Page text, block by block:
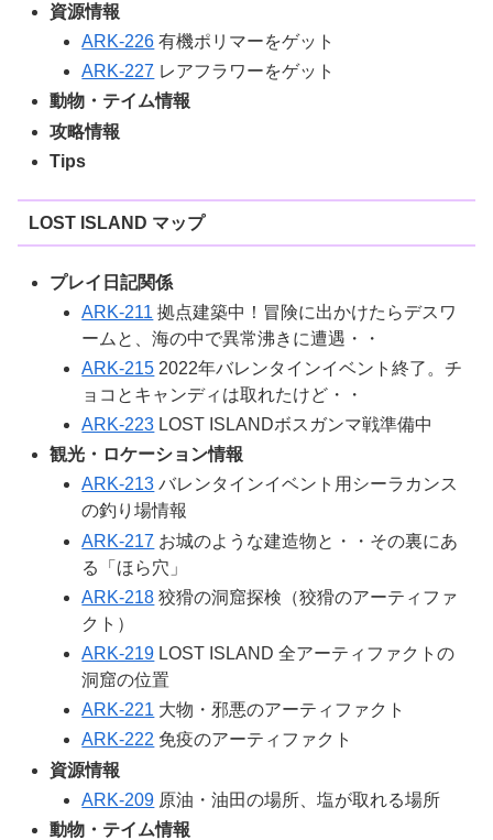
資源情報
ARK-226 有機ポリマーをゲット
ARK-227 レアフラワーをゲット
動物・テイム情報
攻略情報
Tips
LOST ISLAND マップ
プレイ日記関係
ARK-211 拠点建築中！冒険に出かけたらデスワ
ームと、海の中で異常沸きに遭遇・・
ARK-215 2022年バレンタインイベント終了。チ
ョコとキャンディは取れたけど・・
ARK-223 LOST ISLANDボスガンマ戦準備中
観光・ロケーション情報
ARK-213 バレンタインイベント用シーラカンス
の釣り場情報
ARK-217 お城のような建造物と・・その裏にあ
る「ほら穴」
ARK-218 狡猾の洞窟探検（狡猾のアーティファ
クト）
ARK-219 LOST ISLAND 全アーティファクトの
洞窟の位置
ARK-221 大物・邪悪のアーティファクト
ARK-222 免疫のアーティファクト
資源情報
ARK-209 原油・油田の場所、塩が取れる場所
動物・テイム情報